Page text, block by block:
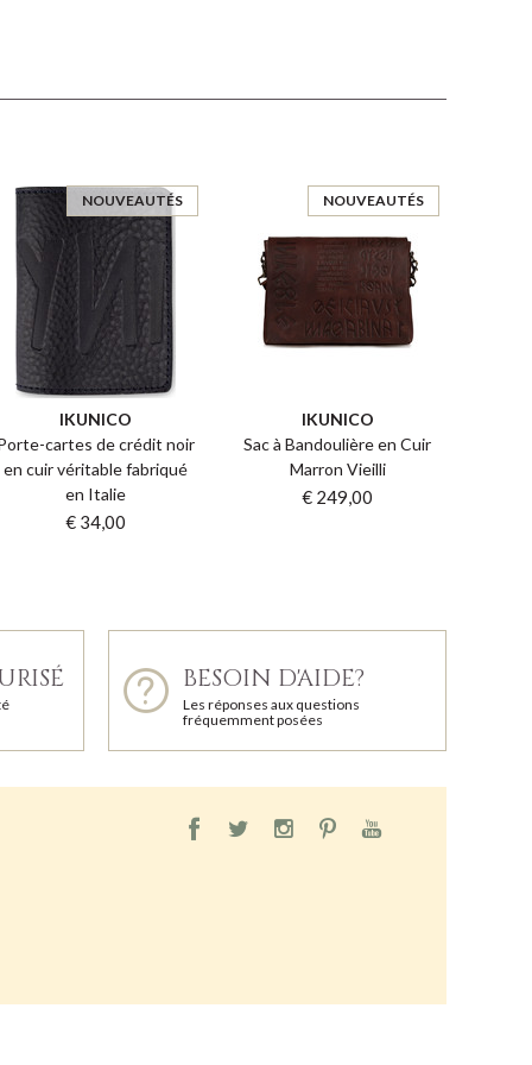
NOUVEAUTÉS
IKUNICO
cartes de crédit noir
en cuir véritable fabriqué
en Italie
€ 34,00
NOUVEAUTÉS
IKUNICO
Sac à Bandoulière en Cuir
Marron Vieilli
€ 249,00
BESOIN D'AIDE?
Les réponses aux questions
fréquemment posées